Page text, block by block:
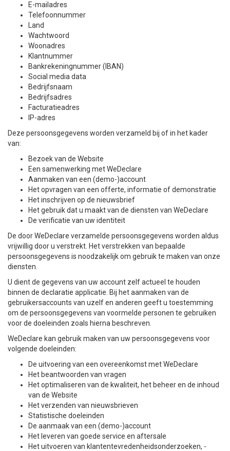
E-mailadres
Telefoonnummer
Land
Wachtwoord
Woonadres
Klantnummer
Bankrekeningnummer (IBAN)
Social media data
Bedrijfsnaam
Bedrijfsadres
Facturatieadres
IP-adres
Deze persoonsgegevens worden verzameld bij of in het kader
van:
Bezoek van de Website
Een samenwerking met WeDeclare
Aanmaken van een (demo-)account
Het opvragen van een offerte, informatie of demonstratie
Het inschrijven op de nieuwsbrief
Het gebruik dat u maakt van de diensten van WeDeclare
De verificatie van uw identiteit
De door WeDeclare verzamelde persoonsgegevens worden aldus
vrijwillig door u verstrekt. Het verstrekken van bepaalde
persoonsgegevens is noodzakelijk om gebruik te maken van onze
diensten.
U dient de gegevens van uw account zelf actueel te houden
binnen de declaratie applicatie. Bij het aanmaken van de
gebruikersaccounts van uzelf en anderen geeft u toestemming
om de persoonsgegevens van voormelde personen te gebruiken
voor de doeleinden zoals hierna beschreven.
WeDeclare kan gebruik maken van uw persoonsgegevens voor
volgende doeleinden:
De uitvoering van een overeenkomst met WeDeclare
Het beantwoorden van vragen
Het optimaliseren van de kwaliteit, het beheer en de inhoud
van de Website
Het verzenden van nieuwsbrieven
Statistische doeleinden
De aanmaak van een (demo-)account
Het leveren van goede service en aftersale
Het uitvoeren van klantentevredenheidsonderzoeken, -